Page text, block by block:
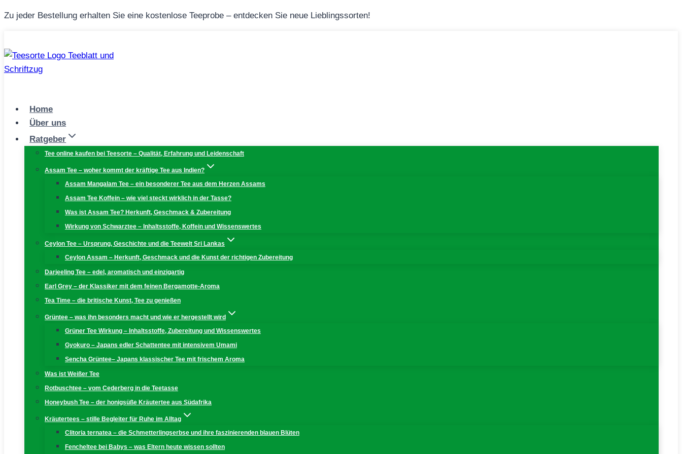
Zum
Zu jeder Bestellung erhalten Sie eine kostenlose Teeprobe – entdecken Sie neue Lieblingssorten!
Home
Über uns
Ratgeber
Tee online kaufen bei Teesorte – Qualität, Erfahrung und Leidenschaft
Assam Tee – woher kommt der kräftige Tee aus Indien?
Assam Mangalam Tee – ein besonderer Tee aus dem Herzen Assams
Assam Tee Koffein – wie viel steckt wirklich in der Tasse?
Was ist Assam Tee? Herkunft, Geschmack & Zubereitung
Wirkung von Schwarztee – Inhaltsstoffe, Koffein und Wissenswertes
Ceylon Tee – Ursprung, Geschichte und die Teewelt Sri Lankas
Ceylon Assam – Herkunft, Geschmack und die Kunst der richtigen Zubereitung
Darjeeling Tee – edel, aromatisch und einzigartig
Earl Grey – der Klassiker mit dem feinen Bergamotte-Aroma
Tea Time – die britische Kunst, Tee zu genießen
Grüntee – was ihn besonders macht und wie er hergestellt wird
Grüner Tee Wirkung – Inhaltsstoffe, Zubereitung und Wissenswertes
Gyokuro – Japans edler Schattentee mit intensivem Umami
Sencha Grüntee– Japans klassischer Tee mit frischem Aroma
Was ist Weißer Tee
Rotbuschtee – vom Cederberg in die Teetasse
Honeybush Tee – der honigsüße Kräutertee aus Südafrika
Kräutertees – stille Begleiter für Ruhe im Alltag
Clitoria ternatea – die Schmetterlingserbse und ihre faszinierenden blauen Blüten
Fencheltee bei Babys – was Eltern heute wissen sollten